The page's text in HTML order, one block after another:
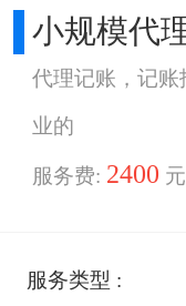
小规模代
代理记账，记
业的
服务费: 2400
服务类型 :